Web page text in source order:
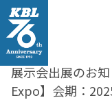
展示会出展のお
Expo】会期：